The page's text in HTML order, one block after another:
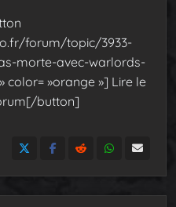
forum/topic/3933-
morte-avec-warlords-
color= »orange »] Lire le
button]